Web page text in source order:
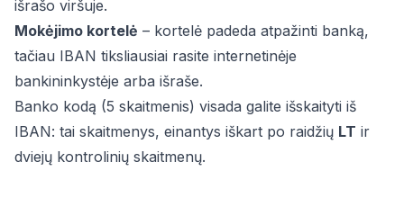
išrašo viršuje.
Mokėjimo kortelė – kortelė padeda atpažinti banką,
tačiau IBAN tiksliausiai rasite internetinėje
bankininkystėje arba išraše.
Banko kodą (5 skaitmenis) visada galite išskaityti iš
IBAN: tai skaitmenys, einantys iškart po raidžių LT ir
dviejų kontrolinių skaitmenų.